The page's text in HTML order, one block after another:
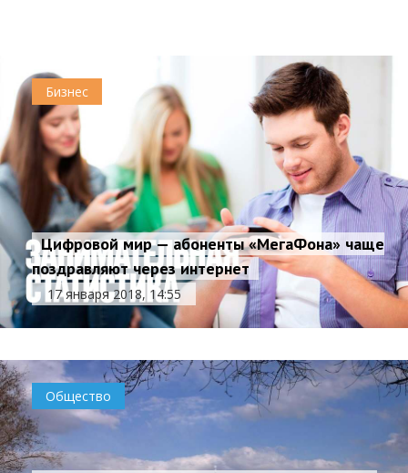
Бизнес
Цифровой мир — абоненты «МегаФона» чаще
поздравляют через интернет
17 января 2018, 14:55
Общество